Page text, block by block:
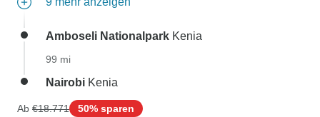
Amboseli Nationalpark Kenia
99 mi
Nairobi Kenia
Ab €18.771 50% sparen